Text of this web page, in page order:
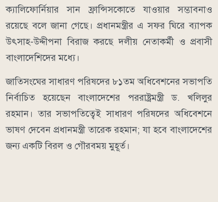
ক্যালিফোর্নিয়ার সান ফ্রান্সিসকোতে যাওয়ার সম্ভাবনাও
রয়েছে বলে জানা গেছে। প্রধানমন্ত্রীর এ সফর ঘিরে ব্যাপক
উৎসাহ-উদ্দীপনা বিরাজ করছে দলীয় নেতাকর্মী ও প্রবাসী
বাংলাদেশিদের মধ্যে।
জাতিসংঘের সাধারণ পরিষদের ৮১তম অধিবেশনের সভাপতি
নির্বাচিত হয়েছেন বাংলাদেশের পররাষ্ট্রমন্ত্রী ড. খলিলুর
রহমান। তার সভাপতিত্বেই সাধারণ পরিষদের অধিবেশনে
ভাষণ দেবেন প্রধানমন্ত্রী তারেক রহমান; যা হবে বাংলাদেশের
জন্য একটি বিরল ও গৌরবময় মুহূর্ত।